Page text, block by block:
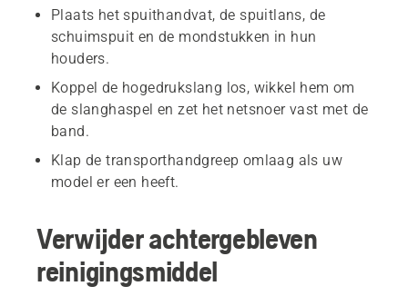
Plaats het spuithandvat, de spuitlans, de
schuimspuit en de mondstukken in hun
houders.
Koppel de hogedrukslang los, wikkel hem om
de slanghaspel en zet het netsnoer vast met de
band.
Klap de transporthandgreep omlaag als uw
model er een heeft.
Verwijder achtergebleven
reinigingsmiddel